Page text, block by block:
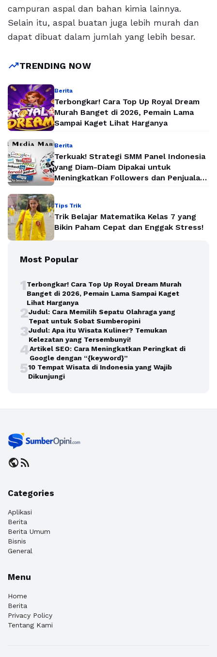
campuran aspal dan bahan kimia lainnya.
Selain itu, aspal buatan juga lebih murah dan
dapat dibuat dalam jumlah yang lebih besar.
trending_upTRENDING NOW
Berita
Terbongkar! Cara Top Up Royal Dream
Murah Banget di 2026, Pemain Lama
Sampai Kaget Lihat Harganya
Berita
Terkuak! Strategi SMM Panel Indonesia
yang Diam-Diam Dipakai untuk
Meningkatkan Followers dan Penjualan
Tips Trik
Trik Belajar Matematika Kelas 7 yang
Bikin Paham Cepat dan Enggak Stress!
Most Popular
1Terbongkar! Cara Top Up Royal Dream Murah
Banget di 2026, Pemain Lama Sampai Kaget
Lihat Harganya
2Judul: Cara Memilih Sepatu Olahraga yang
Tepat untuk Sobat Sumberopini
3Judul: Apa itu Wisata Kuliner? Temukan
Kelezatan yang Tersembunyi!
4Artikel SEO: Cara Meningkatkan Peringkat di
Google dengan “{keyword}”
510 Tempat Wisata di Indonesia yang Wajib
Dikunjungi
publicrss_feed
Categories
Aplikasi
Berita
Berita Umum
Bisnis
General
Menu
Home
Berita
Privacy Policy
Tentang Kami